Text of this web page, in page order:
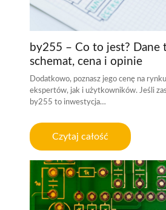
by255 – Co to jest? Dane
schemat, cena i opinie
Dodatkowo, poznasz jego cenę na
ekspertów, jak i użytkowników. Jeśli
by255 to inwestycja…
Czytaj całość